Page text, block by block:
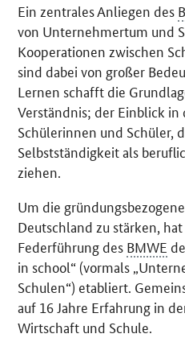
Ein zentrales Anliegen des
von Unternehmertum und
Kooperationen zwischen
sind dabei von großer
Lernen schafft die
Verständnis; der Einblick
Schülerinnen und Schüler,
Selbstständigkeit als
ziehen.
Um die
Deutschland zu stärken,
Federführung des BMWE
in school“ (vormals
Schulen“) etabliert.
auf 16 Jahre Erfahrung in
Wirtschaft und Schule.